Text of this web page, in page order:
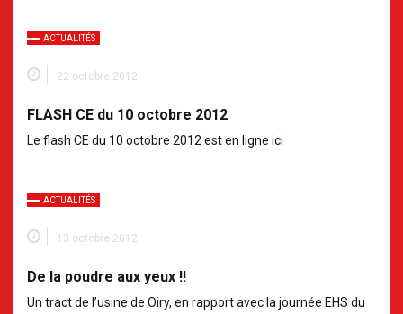
ACTUALITÉS
22 octobre 2012
FLASH CE du 10 octobre 2012
Le flash CE du 10 octobre 2012 est en ligne ici
ACTUALITÉS
13 octobre 2012
De la poudre aux yeux !!
Un tract de l’usine de Oiry, en rapport avec la journée EHS du